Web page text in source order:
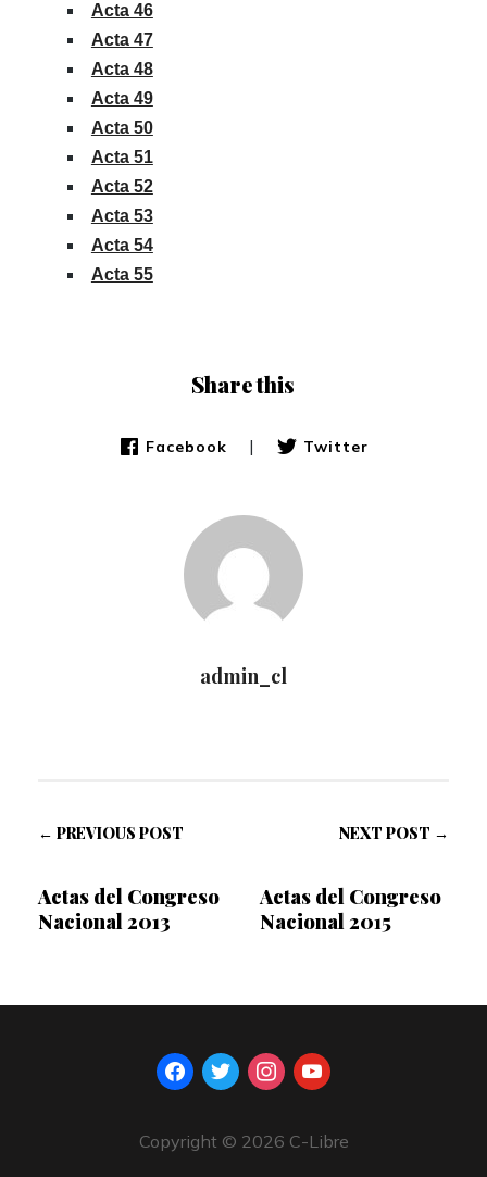
Acta 46
Acta 47
Acta 48
Acta 49
Acta 50
Acta 51
Acta 52
Acta 53
Acta 54
Acta 55
Share this
Facebook | Twitter
admin_cl
← PREVIOUS POST
Actas del Congreso
Nacional 2013
NEXT POST →
Actas del Congreso
Nacional 2015
facebook
twitterinstagram
youtube
Copyright © 2026 C-Libre